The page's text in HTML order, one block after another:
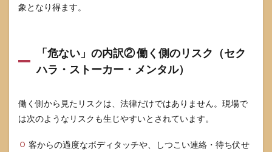
でチ
ポイ
ント
なコ
ンカ
フェ
ない
象となり得ます。
「危ない」の内訳② 働く側のリスク（セク
ハラ・ストーカー・メンタル）
働く側から見たリスクは、法律だけではありません。現場で
は次のようなリスクも生じやすいとされています。
客からの過度なボディタッチや、しつこい連絡・待ち伏せ